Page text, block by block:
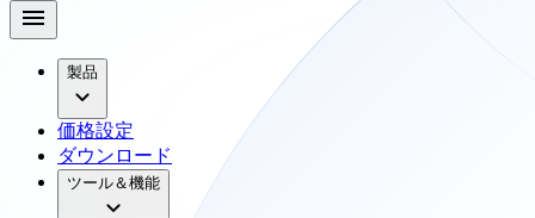
製品
価格設定
ダウンロード
ツール＆機能